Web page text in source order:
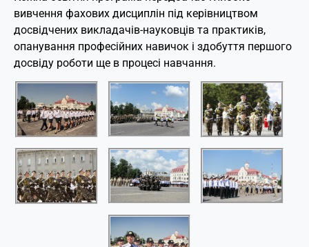
вивчення фахових дисциплін під керівництвом
досвідчених викладачів-науковців та практиків,
опанування професійних навичок і здобуття першого
досвіду роботи ще в процесі навчання.